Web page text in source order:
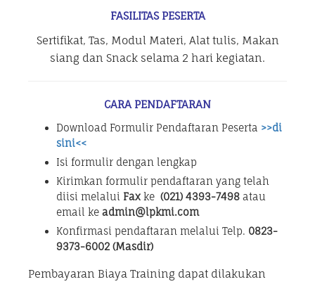
FASILITAS PESERTA
Sertifikat, Tas, Modul Materi, Alat tulis, Makan
siang dan Snack selama 2 hari kegiatan.
CARA PENDAFTARAN
Download Formulir Pendaftaran Peserta >>di
sini<<
Isi formulir dengan lengkap
Kirimkan formulir pendaftaran yang telah
diisi melalui Fax ke (021) 4393-7498 atau
email ke admin@lpkmi.com
Konfirmasi pendaftaran melalui Telp. 0823-
9373-6002 (Masdir)
Pembayaran Biaya Training dapat dilakukan